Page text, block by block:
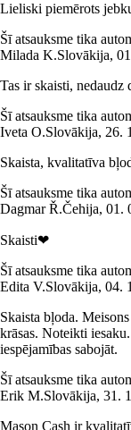
Lieliski piemērots
Šī atsauksme tika
Milada K.Slovākija,
Tas ir skaisti, nedaudz
Šī atsauksme tika
Iveta O.Slovākija, 26.
Skaista, kvalitatīva
Šī atsauksme tika
Dagmar Ř.Čehija, 01.
Skaisti❤
Šī atsauksme tika
Edita V.Slovākija, 04.
Skaista bļoda.
krāsas. Noteikti
iespējamības sabojāt.
Šī atsauksme tika
Erik M.Slovākija, 31.
Mason Cash ir